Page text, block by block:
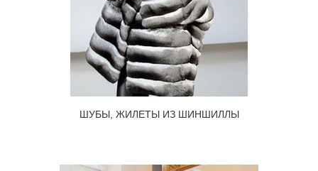
ШУБЫ, ЖИЛЕТЫ ИЗ ШИНШИЛЛЫ